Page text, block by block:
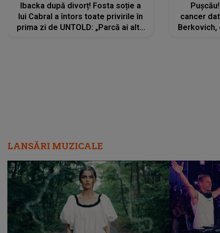
Ibacka după divorț! Fosta soție a
lui Cabral a întors toate privirile în
prima zi de UNTOLD: „Parcă ai altă
cancer
Berkovich,
LANSĂRI MUZICALE